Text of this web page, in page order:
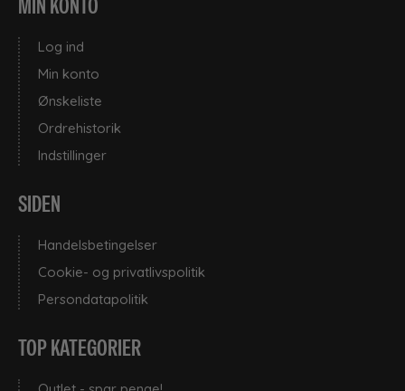
Log ind
Min konto
Ønskeliste
Ordrehistorik
Indstillinger
SIDEN
Handelsbetingelser
Cookie- og privatlivspolitik
Persondatapolitik
TOP KATEGORIER